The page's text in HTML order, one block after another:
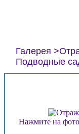
Галерея
Подводные
Нажмите на